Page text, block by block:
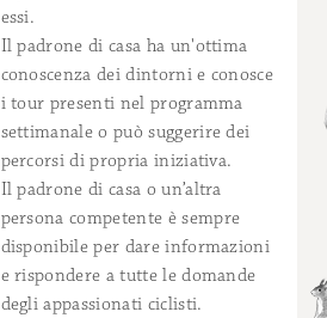
essi.
Il padrone di casa ha un'ottima
conoscenza dei dintorni e conosce
i tour presenti nel programma
settimanale o può suggerire dei
percorsi di propria iniziativa.
Il padrone di casa o un’altra
persona competente è sempre
disponibile per dare informazioni
e rispondere a tutte le domande
degli appassionati ciclisti.